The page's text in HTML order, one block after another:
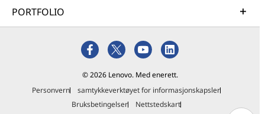
PORTFOLIO
© 2026 Lenovo. Med enerett.
Personvern
samtykkeverktøyet for informasjonskapsler
Bruksbetingelser
Nettstedskart